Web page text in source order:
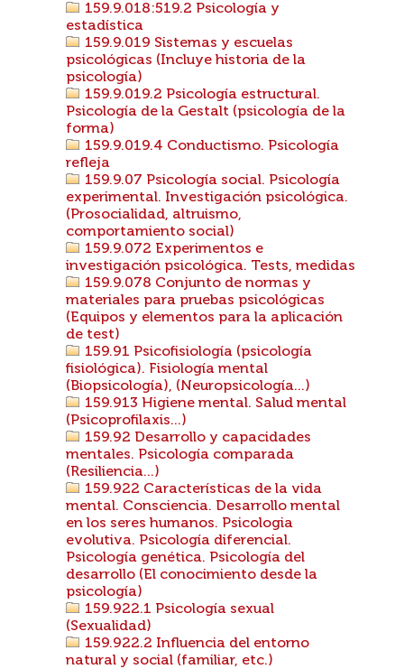
159.9.018:519.2 Psicología y
estadística
159.9.019 Sistemas y escuelas
psicológicas (Incluye historia de la
psicología)
159.9.019.2 Psicología estructural.
Psicología de la Gestalt (psicología de la
forma)
159.9.019.4 Conductismo. Psicología
refleja
159.9.07 Psicología social. Psicología
experimental. Investigación psicológica.
(Prosocialidad, altruismo,
comportamiento social)
159.9.072 Experimentos e
investigación psicológica. Tests, medidas
159.9.078 Conjunto de normas y
materiales para pruebas psicológicas
(Equipos y elementos para la aplicación
de test)
159.91 Psicofisiología (psicología
fisiológica). Fisiología mental
(Biopsicología), (Neuropsicología...)
159.913 Higiene mental. Salud mental
(Psicoprofilaxis...)
159.92 Desarrollo y capacidades
mentales. Psicología comparada
(Resiliencia...)
159.922 Características de la vida
mental. Consciencia. Desarrollo mental
en los seres humanos. Psicologia
evolutiva. Psicología diferencial.
Psicología genética. Psicología del
desarrollo (El conocimiento desde la
psicología)
159.922.1 Psicología sexual
(Sexualidad)
159.922.2 Influencia del entorno
natural y social (familiar, etc.)